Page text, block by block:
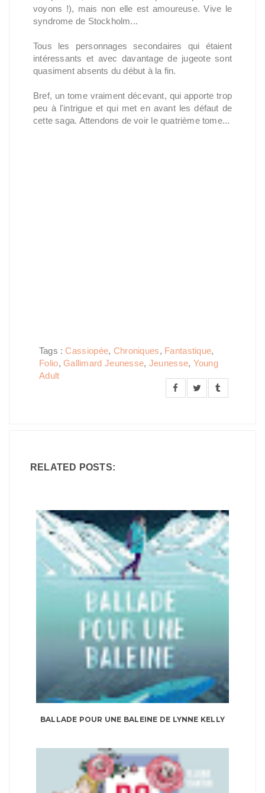
voyons !), mais non elle est amoureuse. Vive le
syndrome de Stockholm...
Tous les personnages secondaires qui étaient
intéressants et avec davantage de jugeote sont
quasiment absents du début à la fin.
Bref, un tome vraiment décevant, qui apporte trop
peu à l'intrigue et qui met en avant les défaut de
cette saga. Attendons de voir le quatrième tome...
Tags :Cassiopée, Chroniques, Fantastique,
Folio, Gallimard Jeunesse, Jeunesse, Young
Adult
RELATED POSTS:
BALLADE POUR UNE BALEINE DE LYNNE KELLY